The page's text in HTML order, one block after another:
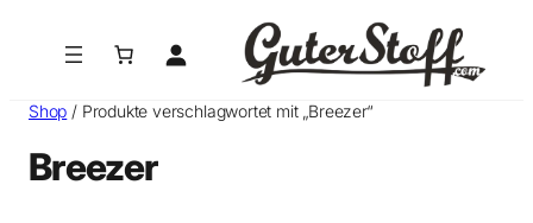
Shop / Produkte verschlagwortet mit „Breezer“
Breezer